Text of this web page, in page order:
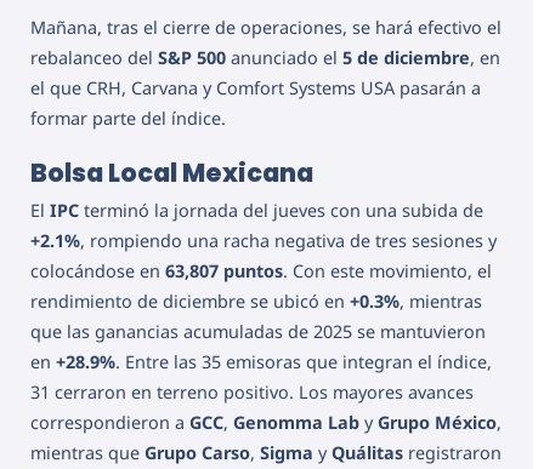
Mañana, tras el cierre de operaciones, se hará efectivo el
rebalanceo del S&P 500 anunciado el 5 de diciembre, en
el que CRH, Carvana y Comfort Systems USA pasarán a
formar parte del índice.
Bolsa Local Mexicana
El IPC terminó la jornada del jueves con una subida de
+2.1%, rompiendo una racha negativa de tres sesiones y
colocándose en 63,807 puntos. Con este movimiento, el
rendimiento de diciembre se ubicó en +0.3%, mientras
que las ganancias acumuladas de 2025 se mantuvieron
en +28.9%. Entre las 35 emisoras que integran el índice,
31 cerraron en terreno positivo. Los mayores avances
correspondieron a GCC, Genomma Lab yGrupo México,
mientras que Grupo Carso, Sigma yQuálitas registraron